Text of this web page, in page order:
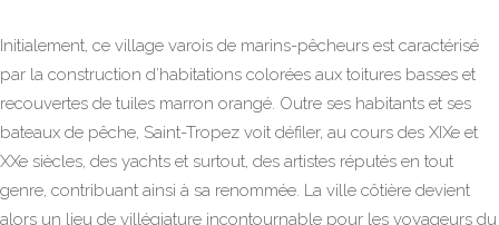
Initialement, ce village varois de marins-pêcheurs est caractérisé
par la construction d’habitations colorées aux toitures basses et
recouvertes de tuiles marron orangé. Outre ses habitants et ses
bateaux de pêche, Saint-Tropez voit défiler, au cours des XIXe et
XXe siècles, des yachts et surtout, des artistes réputés en tout
genre, contribuant ainsi à sa renommée. La ville côtière devient
alors un lieu de villégiature incontournable pour les voyageurs du